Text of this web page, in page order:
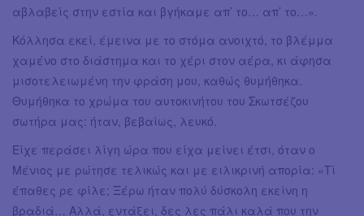
αβλαβείς στην εστία και βγήκαμε απ’ το… απ’ το…».
Κόλλησα εκεί, έμεινα με το στόμα ανοιχτό, το βλέμμα
χαμένο στο διάστημα και το χέρι στον αέρα, κι άφησα
μισοτελειωμένη την φράση μου, καθώς θυμήθηκα.
Θυμήθηκα το χρώμα του αυτοκινήτου του Σκωτσέζου
σωτήρα μας: ήταν, βεβαίως, λευκό.
Είχε περάσει λίγη ώρα που είχα μείνει έτσι, όταν ο
Μένιος με ρώτησε τελικώς και με ειλικρινή απορία: «Τί
έπαθες ρε φίλε; Ξέρω ήταν πολύ δύσκολη εκείνη η
βραδιά… Αλλά, εντάξει, δες λες πάλι καλά που την